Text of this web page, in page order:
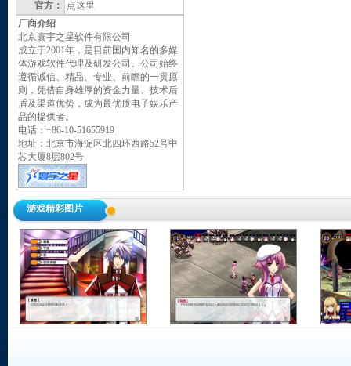
官方：
点这里
厂商介绍
北京寰宇之星软件有限公司
成立于2001年，是目前国内知名的多媒
体游戏软件代理及研发公司。公司始终
遵循诚信、精品、专业、前瞻的一贯原
则，凭借自身雄厚的资金力量、技术后
盾及渠道优势，成为最优质电子娱乐产
品的提供者。
电话：+86-10-51655919
地址：北京市海淀区北四环西路52号中
芯大厦8层802号
游戏精彩图片